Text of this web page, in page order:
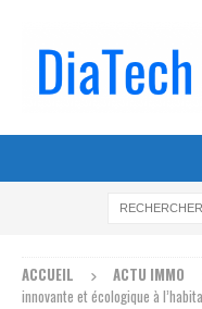
ACCUEIL ACTU IMMO
innovante et écologique à